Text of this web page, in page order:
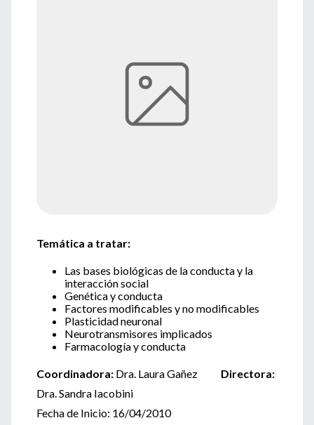
Temática a tratar:
Las bases biológicas de la conducta y la
interacción social
Genética y conducta
Factores modificables y no modificables
Plasticidad neuronal
Neurotransmisores implicados
Farmacología y conducta
Coordinadora: Dra. Laura Gañez Directora:
Dra. Sandra Iacobini
Fecha de Inicio: 16/04/2010